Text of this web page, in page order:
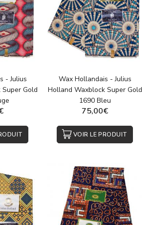
- Julius
Gold
Wax Hollandais - Julius
Holland Waxblock Super Gold
1690 Bleu
75,00€
VOIR LE PRODUIT